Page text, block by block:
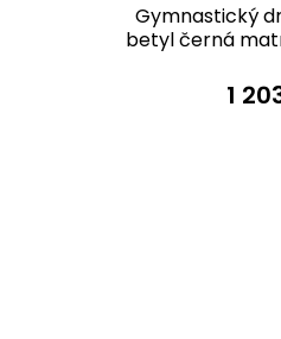
Gymnastický
betyl černá
1